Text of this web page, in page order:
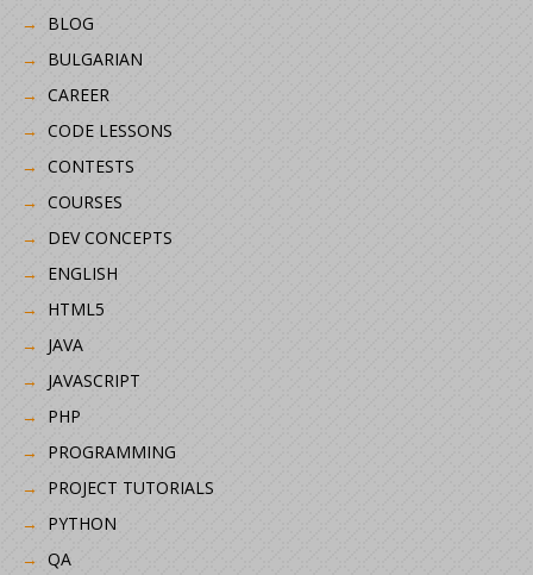
BLOG
BULGARIAN
CAREER
CODE LESSONS
CONTESTS
COURSES
DEV CONCEPTS
ENGLISH
HTML5
JAVA
JAVASCRIPT
PHP
PROGRAMMING
PROJECT TUTORIALS
PYTHON
QA